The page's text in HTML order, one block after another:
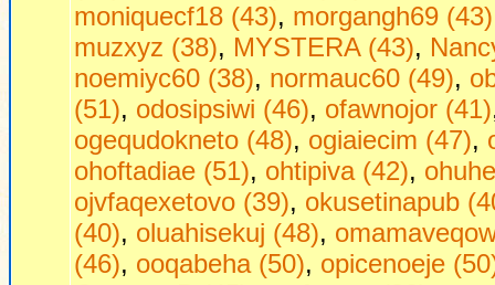
moniquecf18 (43), morgangh69 (43)
muzxyz (38), MYSTERA (43),
noemiyc60 (38), normauc60 (49),
(51), odosipsiwi (46), ofawnojor (41)
ogequdokneto (48), ogiaiecim (47),
ohoftadiae (51), ohtipiva (42),
ojvfaqexetovo (39), okusetinapub
(40), oluahisekuj (48),
(46), ooqabeha (50), opicenoeje